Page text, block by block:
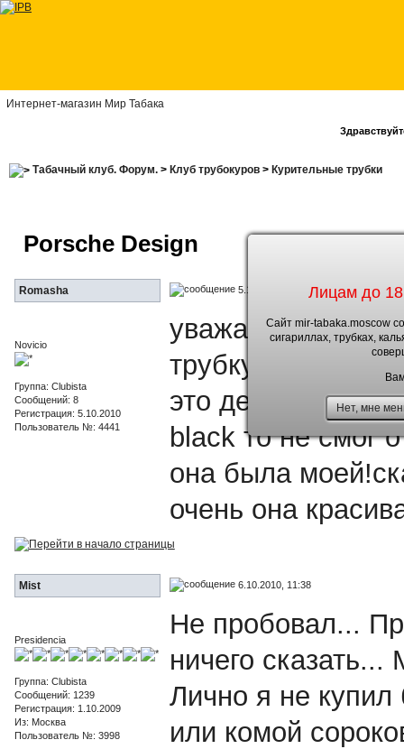
Интернет-магазин Мир Табака
Лицам до
Сайт mir-tabaka.moscow
сигариллах, трубках,
Нет, мне
Табачный клуб. Форум.> Клуб трубокуров> Курительные трубки
Porsche Design
Romasha 5.10.2010, 15:04
Novicio
Группа: Clubista
Сообщений: 8
Регистрация: 5.10.2010
Пользователь №: 4441
уважаемые
трубку и тут
это делать,а
black то не смог
она была
очень она
Mist 6.10.2010, 11:38
Presidencia
Группа: Clubista
Сообщений: 1239
Регистрация: 1.10.2009
Из: Москва
Пользователь №: 3998
Не пробовал...
ничего
Лично я не купил
или комой